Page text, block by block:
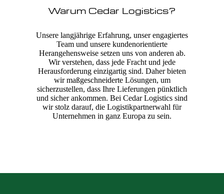
Warum Cedar Logistics?
Unsere langjährige Erfahrung, unser engagiertes
Team und unsere kundenorientierte
Herangehensweise setzen uns von anderen ab.
Wir verstehen, dass jede Fracht und jede
Herausforderung einzigartig sind. Daher bieten
wir maßgeschneiderte Lösungen, um
sicherzustellen, dass Ihre Lieferungen pünktlich
und sicher ankommen. Bei Cedar Logistics sind
wir stolz darauf, die Logistikpartnerwahl für
Unternehmen in ganz Europa zu sein.